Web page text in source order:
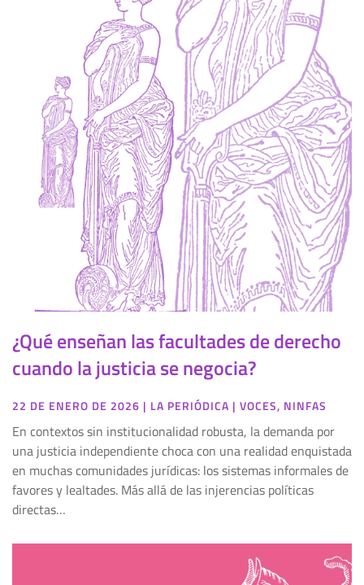
¿Qué enseñan las facultades de derecho
cuando la justicia se negocia?
22 DE ENERO DE 2026 | LA PERIÓDICA | VOCES, NINFAS
En contextos sin institucionalidad robusta, la demanda por
una justicia independiente choca con una realidad enquistada
en muchas comunidades jurídicas: los sistemas informales de
favores y lealtades. Más allá de las injerencias políticas
directas…